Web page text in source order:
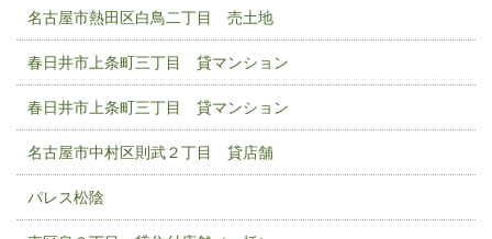
名古屋市熱田区白鳥二丁目 売土地
春日井市上条町三丁目 貸マンション
春日井市上条町三丁目 貸マンション
名古屋市中村区則武２丁目 貸店舗
パレス松陰